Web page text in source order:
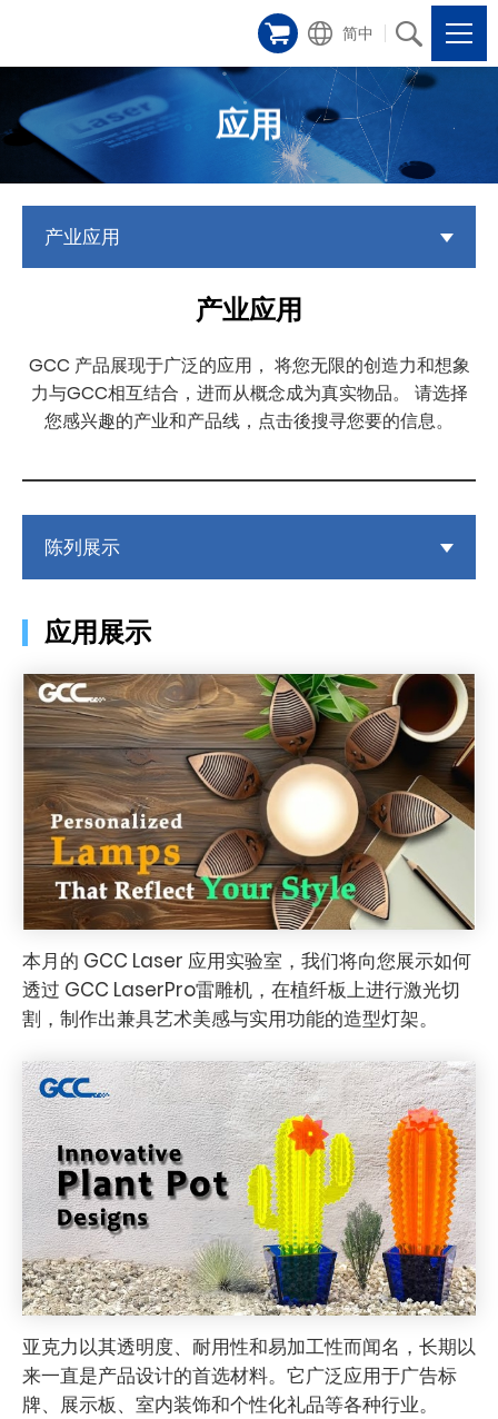
简中
应用
产业应用
产业应用
GCC 产品展现于广泛的应用， 将您无限的创造力和想象
力与GCC相互结合，进而从概念成为真实物品。 请选择
您感兴趣的产业和产品线，点击後搜寻您要的信息。
陈列展示
应用展示
本月的 GCC Laser 应用实验室，我们将向您展示如何
透过 GCC LaserPro雷雕机，在植纤板上进行激光切
割，制作出兼具艺术美感与实用功能的造型灯架。
亚克力以其透明度、耐用性和易加工性而闻名，长期以
来一直是产品设计的首选材料。它广泛应用于广告标
牌、展示板、室内装饰和个性化礼品等各种行业。